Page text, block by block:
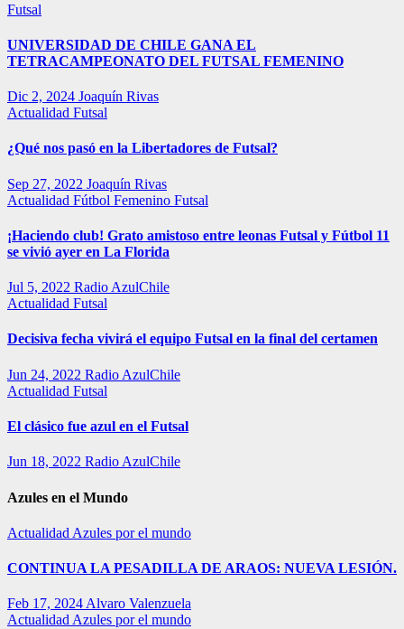
Futsal
UNIVERSIDAD DE CHILE GANA EL
TETRACAMPEONATO DEL FUTSAL FEMENINO
Dic 2, 2024 Joaquín Rivas
Actualidad Futsal
¿Qué nos pasó en la Libertadores de Futsal?
Sep 27, 2022 Joaquín Rivas
Actualidad Fútbol Femenino Futsal
¡Haciendo club! Grato amistoso entre leonas Futsal y Fútbol 11
se vivió ayer en La Florida
Jul 5, 2022 Radio AzulChile
Actualidad Futsal
Decisiva fecha vivirá el equipo Futsal en la final del certamen
Jun 24, 2022 Radio AzulChile
Actualidad Futsal
El clásico fue azul en el Futsal
Jun 18, 2022 Radio AzulChile
Azules en el Mundo
Actualidad Azules por el mundo
CONTINUA LA PESADILLA DE ARAOS: NUEVA LESIÓN.
Feb 17, 2024 Alvaro Valenzuela
Actualidad Azules por el mundo